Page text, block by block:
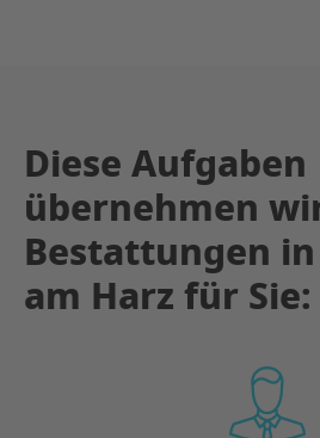
Diese Aufgaben
übernehmen
Bestattungen
am Harz für Sie: